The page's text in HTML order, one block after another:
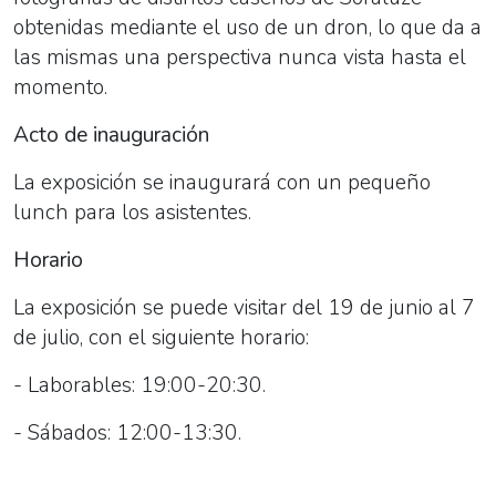
obtenidas mediante el uso de un dron, lo que da a
las mismas una perspectiva nunca vista hasta el
momento.
Acto de inauguración
La exposición se inaugurará con un pequeño
lunch para los asistentes.
Horario
La exposición se puede visitar del 19 de junio al 7
de julio, con el siguiente horario:
- Laborables: 19:00-20:30.
- Sábados: 12:00-13:30.